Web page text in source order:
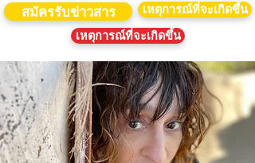
สมัครรับข่าวสาร
เหตุการณ์ที่จะเกิดขึ้น
เหตุการณ์ที่จะเกิดขึ้น